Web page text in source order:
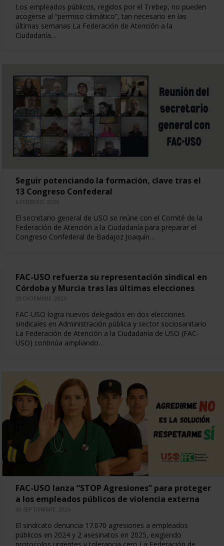
Los empleados públicos, regidos por el Trebep, no pueden
acogerse al “permiso climático”, tan necesario en las
últimas semanas La Federación de Atención a la
Ciudadanía…
Seguir potenciando la formación, clave tras el
13 Congreso Confederal
6 FEBRERO, 2026
El secretario general de USO se reúne con el Comité de la
Federación de Atención a la Ciudadanía para preparar el
Congreso Confederal de Badajoz Joaquín…
FAC-USO refuerza su representación sindical en
Córdoba y Murcia tras las últimas elecciones
29 DICIEMBRE, 2025
FAC-USO logra nuevos delegados en dos elecciones
sindicales en Administración pública y sector sociosanitario
La Federación de Atención a la Ciudadanía de USO (FAC-
USO) continúa ampliando…
FAC-USO lanza “STOP Agresiones” para proteger
a los empleados públicos de violencia externa
30 SEPTIEMBRE, 2025
El sindicato denuncia 17.070 agresiones a empleados
públicos en 2024 y 2 asesinatos en 2025, exigiendo